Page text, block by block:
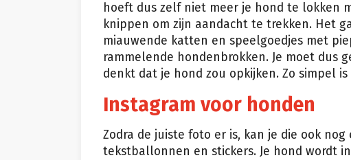
hoeft dus zelf niet meer je hond te lokken
knippen om zijn aandacht te trekken. Het
miauwende katten en speelgoedjes met
rammelende hondenbrokken. Je moet dus
denkt dat je hond zou opkijken. Zo simpel
Instagram voor honden
Zodra de juiste foto er is, kan je die ook
tekstballonnen en stickers. Je hond wordt